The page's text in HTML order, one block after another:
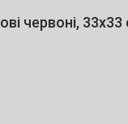
червоні,